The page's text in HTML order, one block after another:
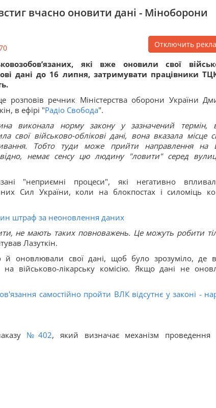
вчасно оновити дані - Міноборони
Отключить
які вже оновили свої
дані до 16 липня, затримувати працівники
розповів речник Міністерства оборони України
в ефірі "Радіо Свобода".
виконала норму закону у зазначений термін,
свої військово-облікові дані, вона вказала місце
Тобто туди може прийти направлення на
немає сенсу цю людину "ловити" серед
"неприємні процеси", які негативно
Сил України, коли на блокпостах і силоміць
штраф за неоновлення даних
не мають таких повноважень. Це можуть робити
Лазуткін.
й оновлювали свої дані, щоб було зрозуміло, де
військово-лікарську комісію. Якщо дані не
самостійно пройти ВЛК відсутнє у законі -
№402, який визначає механізм проведення